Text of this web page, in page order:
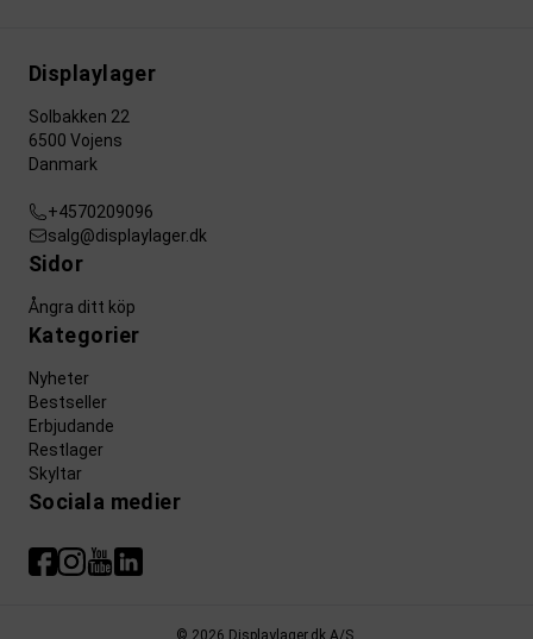
Displaylager
Solbakken 22
6500 Vojens
Danmark
+4570209096
salg@displaylager.dk
Sidor
Ångra ditt köp
Kategorier
Nyheter
Bestseller
Erbjudande
Restlager
Skyltar
Sociala medier